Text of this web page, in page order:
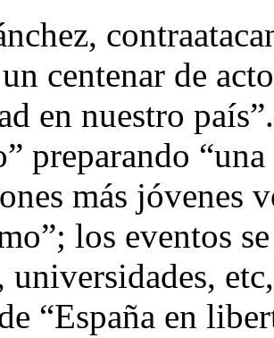
centenar de
en nuestro
preparando
más jóvenes
los eventos
universidades,
“España en